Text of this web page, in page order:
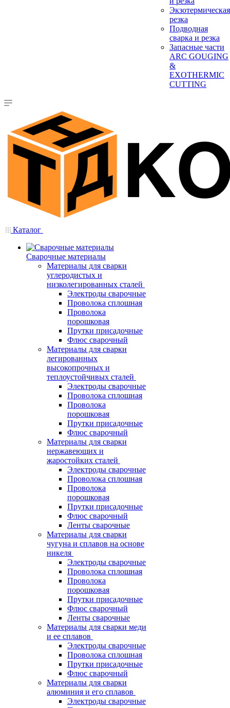
Экзотермическая
резка
Подводная
сварка и резка
Запасные части
ARC GOUGING
&
EXOTHERMIC
CUTTING
Каталог
Сварочные материалы
Материалы для сварки
углеродистых и
низколегированных сталей
Электроды сварочные
Проволока сплошная
Проволока
порошковая
Прутки присадочные
Флюс сварочный
Материалы для сварки
легированных
высокопрочных и
теплоустойчивых сталей
Электроды сварочные
Проволока сплошная
Проволока
порошковая
Прутки присадочные
Флюс сварочный
Материалы для сварки
нержавеющих и
жаростойких сталей
Электроды сварочные
Проволока сплошная
Проволока
порошковая
Прутки присадочные
Флюс сварочный
Ленты сварочные
Материалы для сварки
чугуна и сплавов на основе
никеля
Электроды сварочные
Проволока сплошная
Проволока
порошковая
Прутки присадочные
Флюс сварочный
Ленты сварочные
Материалы для сварки меди
и ее сплавов
Электроды сварочные
Проволока сплошная
Прутки присадочные
Флюс сварочный
Материалы для сварки
алюминия и его сплавов
Электроды сварочные